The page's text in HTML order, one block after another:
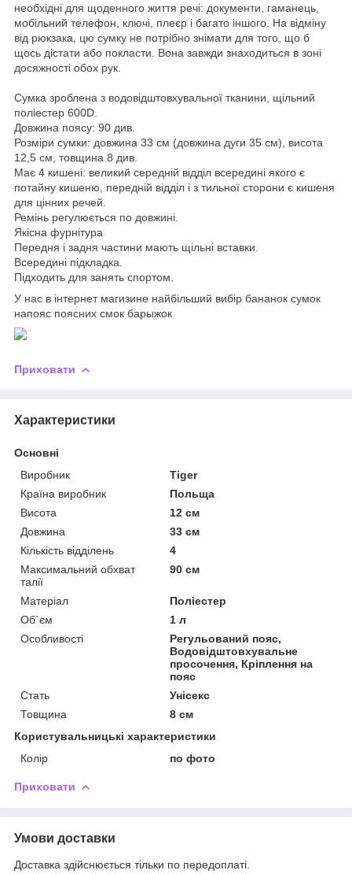
необхідні для щоденного життя речі: документи, гаманець,
мобільний телефон, ключі, плеєр і багато іншого. На відміну
від рюкзака, цю сумку не потрібно знімати для того, що б
щось дістати або покласти. Вона завжди знаходиться в зоні
досяжності обох рук.
Сумка зроблена з водовідштовхувальної тканини, щільний
поліестер 600D.
Довжина поясу: 90 див.
Розміри сумки: довжина 33 см (довжина дуги 35 см), висота
12,5 см, товщина 8 див.
Має 4 кишені: великий середній відділ всередині якого є
потайну кишеню, передній відділ і з тильної сторони є кишеня
для цінних речей.
Ремінь регулюється по довжині.
Якісна фурнітура
Передня і задня частини мають щільні вставки.
Всередині підкладка.
Підходить для занять спортом.
У нас в інтернет магизине найбільший вибір бананок сумок
напояс поясних смок барыжок
Приховати
Характеристики
Основні
Виробник
Tiger
Країна виробник
Польща
Висота
12 см
Довжина
33 см
Кількість відділень
4
Максимальний обхват
талії
90 см
Матеріал
Поліестер
Об`єм
1 л
Особливості
Регульований пояс,
Водовідштовхувальне
просочення, Кріплення на
пояс
Стать
Унісекс
Товщина
8 см
Користувальницькі характеристики
Колір
по фото
Приховати
Умови доставки
Доставка здійснюється тільки по передоплаті.